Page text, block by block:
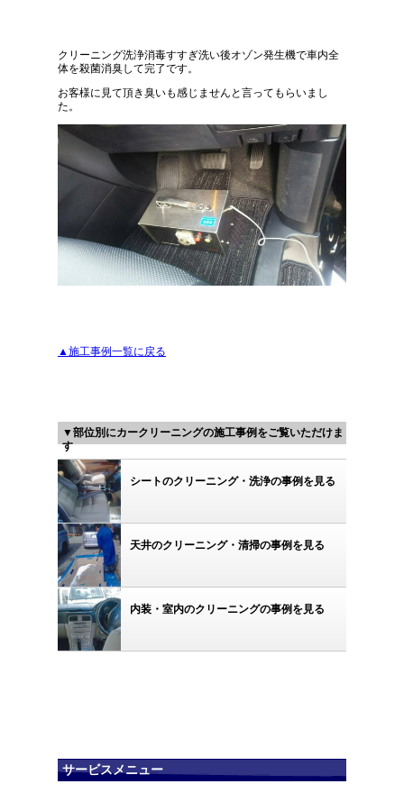
クリーニング洗浄消毒すすぎ洗い後オゾン発生機で車内全
体を殺菌消臭して完了です。
お客様に見て頂き臭いも感じませんと言ってもらいまし
た。
▲施工事例一覧に戻る
▼部位別にカークリーニングの施工事例をご覧いただけま
す
シートのクリーニング・洗浄の事例を見る
天井のクリーニング・清掃の事例を見る
内装・室内のクリーニングの事例を見る
サービスメニュー